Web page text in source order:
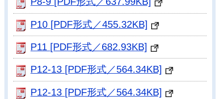
P10 [PDF形式／455.32KB]
P11 [PDF形式／682.93KB]
P12-13 [PDF形式／564.34KB]
P12-13 [PDF形式／564.34KB]